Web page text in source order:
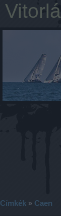
Címkék» Caen